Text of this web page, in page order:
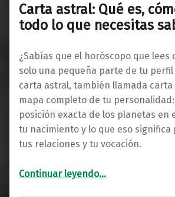
Carta astral: Qué es,
todo lo que necesitas
¿Sabías que el horóscopo que lees
solo una pequeña parte de tu perfil
carta astral, también llamada carta
mapa completo de tu
posición exacta de los planetas en
tu nacimiento y lo que eso significa
tus relaciones y tu vocación.
Continuar leyendo“Carta astral: Qué es, cómo leerla y todo lo que necesitas saber”
…